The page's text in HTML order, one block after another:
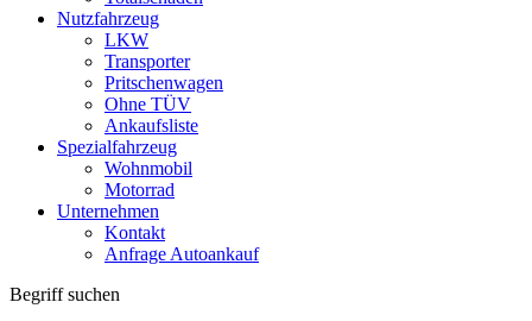
Nutzfahrzeug
LKW
Transporter
Pritschenwagen
Ohne TÜV
Ankaufsliste
Spezialfahrzeug
Wohnmobil
Motorrad
Unternehmen
Kontakt
Anfrage Autoankauf
Begriff suchen